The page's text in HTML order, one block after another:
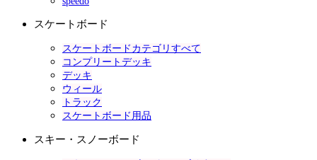
スケートボード
スケートボードカテゴリすべて
コンプリートデッキ
デッキ
ウィール
トラック
スケートボード用品
スキー・スノーボード